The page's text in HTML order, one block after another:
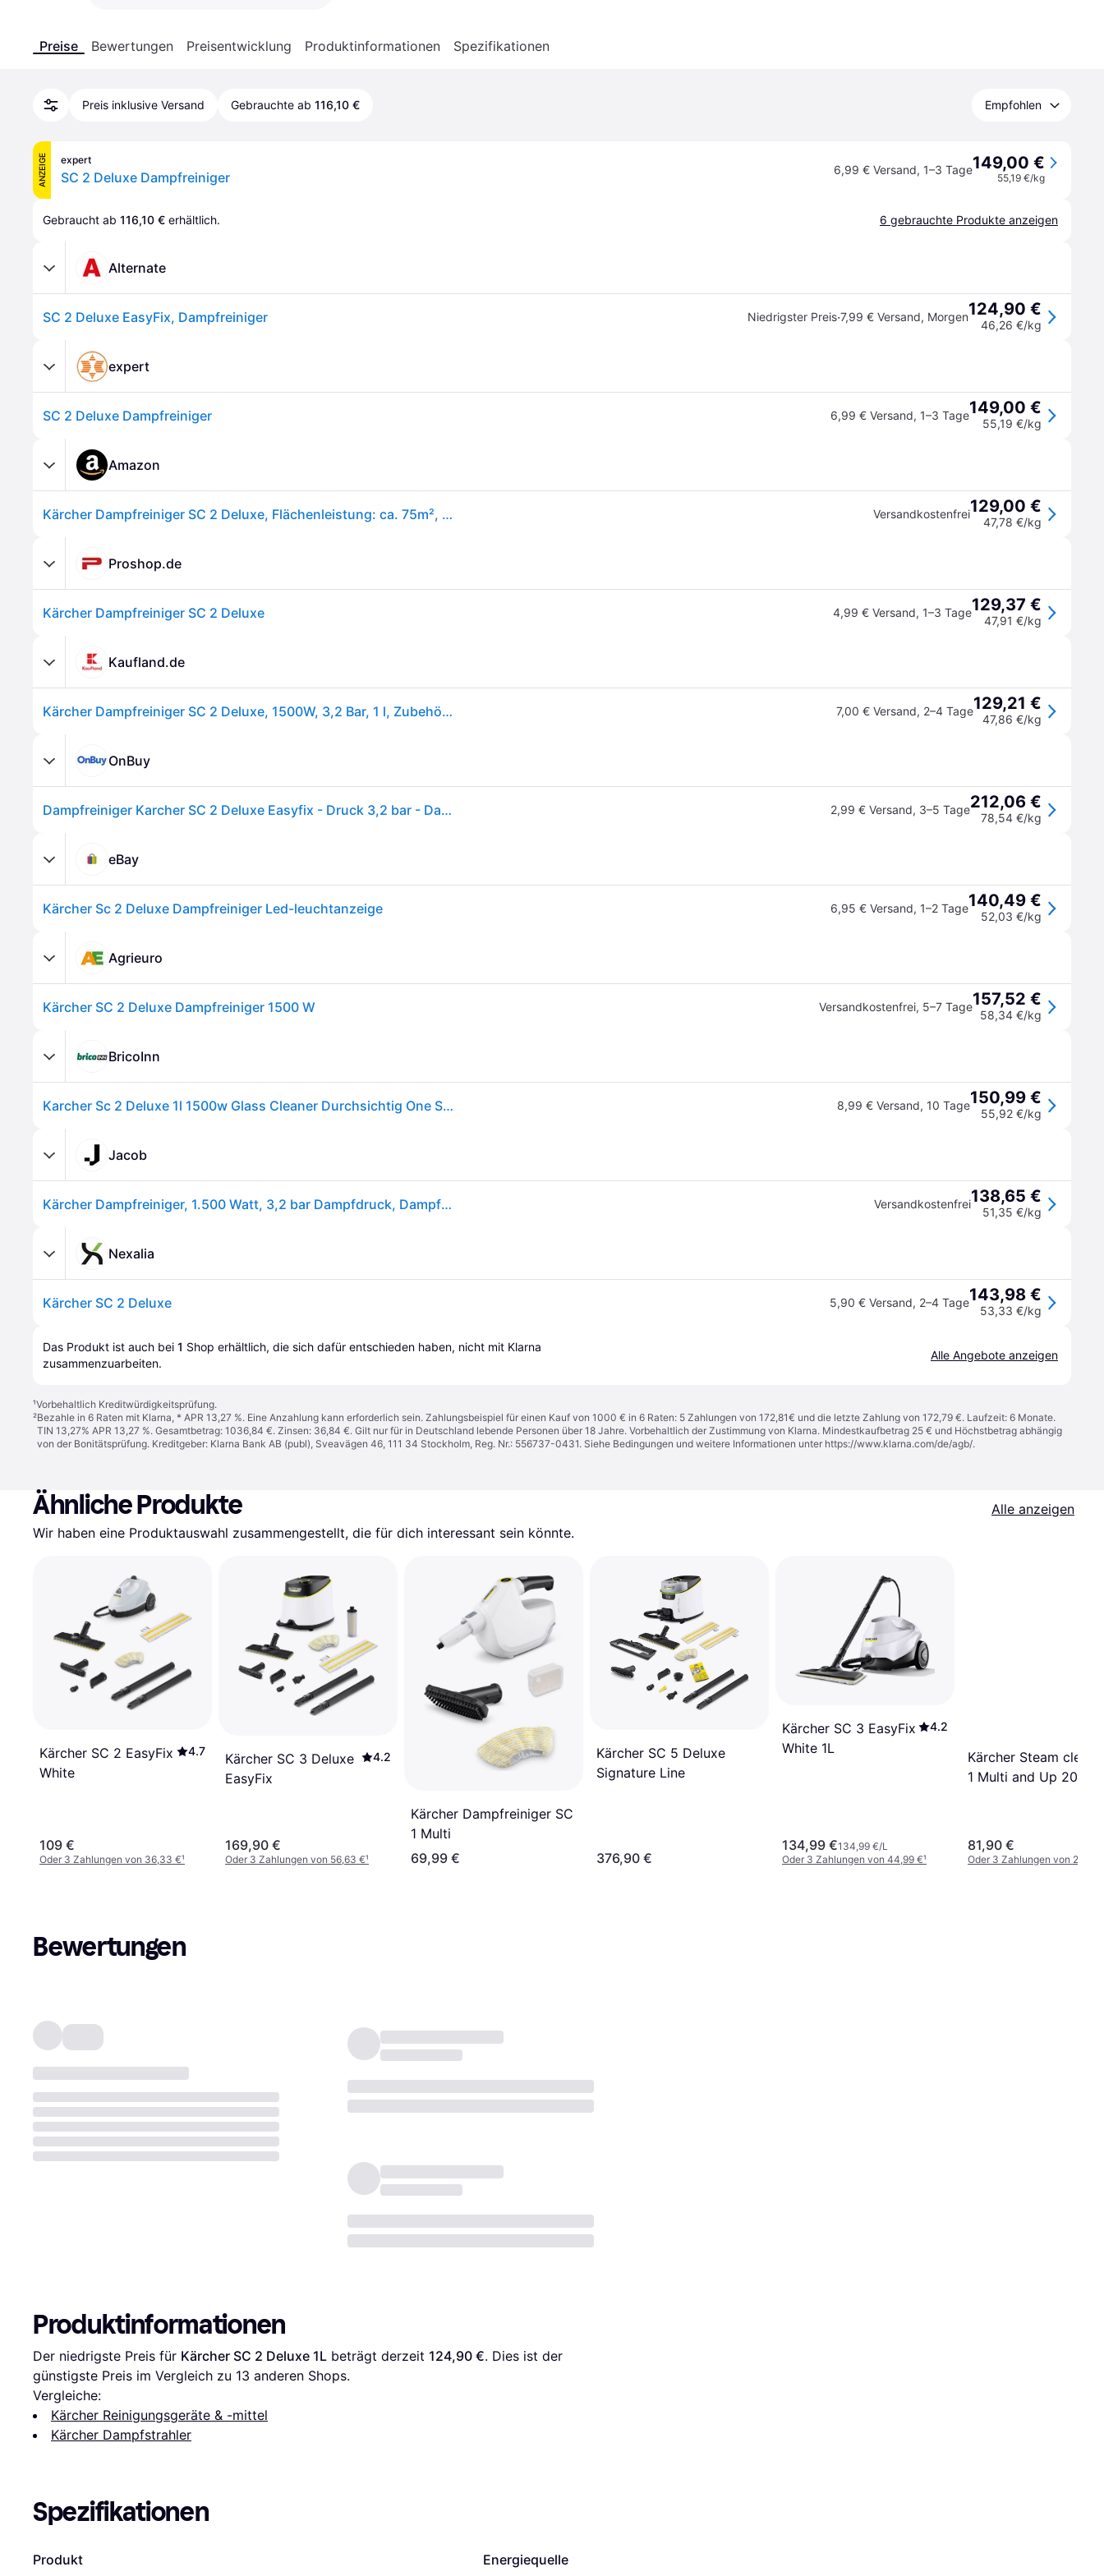
Preise Bewertungen Preisentwicklung Produktinformationen Spezifikationen
Preis inklusive Versand Gebrauchte ab 116,10 € Empfohlen
ANZEIGE expert
SC 2 Deluxe Dampfreiniger 6,99 € Versand, 1–3 Tage149,00 €
55,19 €/kg
Gebraucht ab 116,10 € erhältlich. 6 gebrauchte Produkte anzeigen
Alternate
SC 2 Deluxe EasyFix, Dampfreiniger Niedrigster Preis·7,99 € Versand, Morgen124,90 €
46,26 €/kg
expert
SC 2 Deluxe Dampfreiniger 6,99 € Versand, 1–3 Tage149,00 €
55,19 €/kg
Amazon
Kärcher Dampfreiniger SC 2 Deluxe, Flächenleistung: ca. 75m², Tank: 1 l, Dampfdruck: max. 3,2 bar, Aufheizzeit: 6,5 min., Heizleistung: 1.500 W, mit Bodenreinigungsset EasyFix und 3 Düsen,Single Versandkostenfrei129,00 €
47,78 €/kg
Proshop.de
Kärcher Dampfreiniger SC 2 Deluxe 4,99 € Versand, 1–3 Tage129,37 €
47,91 €/kg
Kaufland.de
Kärcher Dampfreiniger SC 2 Deluxe, 1500W, 3,2 Bar, 1 l, Zubehörbeutel, Hartböden 7,00 € Versand, 2–4 Tage129,21 €
47,86 €/kg
OnBuy
Dampfreiniger Karcher SC 2 Deluxe Easyfix - Druck 3,2 bar - Dampfausstoß 30 g/min - Easyfix Bodenset 2,99 € Versand, 3–5 Tage212,06 €
78,54 €/kg
eBay
Kärcher Sc 2 Deluxe Dampfreiniger Led-leuchtanzeige 6,95 € Versand, 1–2 Tage140,49 €
52,03 €/kg
Agrieuro
Kärcher SC 2 Deluxe Dampfreiniger 1500 W Versandkostenfrei, 5–7 Tage157,52 €
58,34 €/kg
BricoInn
Karcher Sc 2 Deluxe 1l 1500w Glass Cleaner Durchsichtig One Size / EU Plug 220V 8,99 € Versand, 10 Tage150,99 €
55,92 €/kg
Jacob
Kärcher Dampfreiniger, 1.500 Watt, 3,2 bar Dampfdruck, Dampfregulierung am Handgriff, 1 l Wassertank (1.513-400.0) Versandkostenfrei138,65 €
51,35 €/kg
Nexalia
Kärcher SC 2 Deluxe 5,90 € Versand, 2–4 Tage143,98 €
53,33 €/kg
Das Produkt ist auch bei 1 Shop erhältlich, die sich dafür entschieden haben, nicht mit Klarna
zusammenzuarbeiten.
Alle Angebote anzeigen
¹Vorbehaltlich Kreditwürdigkeitsprüfung.
²Bezahle in 6 Raten mit Klarna, * APR 13,27 %. Eine Anzahlung kann erforderlich sein. Zahlungsbeispiel für einen Kauf von 1000 € in 6 Raten: 5 Zahlungen von 172,81€ und die letzte Zahlung von 172,79 €. Laufzeit: 6 Monate.
TIN 13,27% APR 13,27 %. Gesamtbetrag: 1036,84 €. Zinsen: 36,84 €. Gilt nur für in Deutschland lebende Personen über 18 Jahre. Vorbehaltlich der Zustimmung von Klarna. Mindestkaufbetrag 25 € und Höchstbetrag abhängig
von der Bonitätsprüfung. Kreditgeber: Klarna Bank AB (publ), Sveavägen 46, 111 34 Stockholm, Reg. Nr.: 556737-0431. Siehe Bedingungen und weitere Informationen unter https://www.klarna.com/de/agb/.
Ähnliche Produkte
Alle anzeigen
Wir haben eine Produktauswahl zusammengestellt, die für dich interessant sein könnte.
Kärcher SC 2 EasyFix
White
4.7
109 €
Oder 3 Zahlungen von 36,33 €¹
Kärcher SC 3 Deluxe
EasyFix
4.2
169,90 €
Oder 3 Zahlungen von 56,63 €¹
Kärcher Dampfreiniger SC
1 Multi
69,99 €
Kärcher SC 5 Deluxe
Signature Line
376,90 €
Kärcher SC 3 EasyFix
White 1L
4.2
134,99 €134,99 €/L
Oder 3 Zahlungen von 44,99 €¹
Kärcher Steam
1 Multi and Up 200ml
81,90 €
Oder 3 Zahlungen von 27,30
Bewertungen
Produktinformationen
Der niedrigste Preis für Kärcher SC 2 Deluxe 1L beträgt derzeit 124,90 €. Dies ist der
günstigste Preis im Vergleich zu 13 anderen Shops.
Vergleiche:
Kärcher Reinigungsgeräte & -mittel
Kärcher Dampfstrahler
Spezifikationen
Produkt Energiequelle